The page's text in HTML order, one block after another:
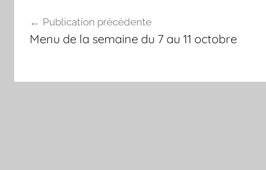
de
Publication précédente
Menu de la semaine du 7 au 11 octobre